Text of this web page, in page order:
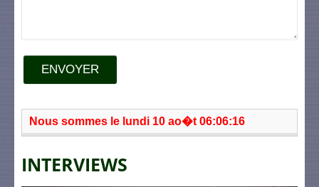
ENVOYER
Nous sommes le lundi 10 ao�t 06:06:16
INTERVIEWS